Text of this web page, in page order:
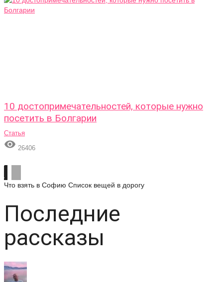
10 достопримечательностей, которые нужно
посетить в Болгарии
Статья
 26406
Что взять в Софию Список вещей в дорогу
Последние
рассказы